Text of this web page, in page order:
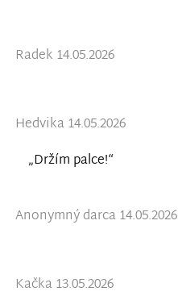
Radek 14.05.2026
Hedvika 14.05.2026
„Držím palce!“
Anonymný darca 14.05.2026
Kačka 13.05.2026